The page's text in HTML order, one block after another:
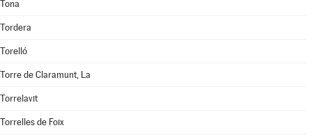
Tona
Tordera
Torelló
Torre de Claramunt, La
Torrelavit
Torrelles de Foix